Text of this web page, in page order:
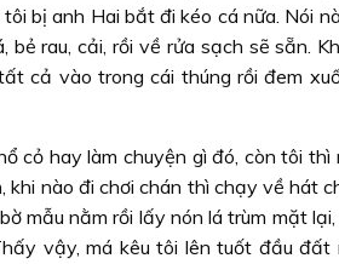
bị anh Hai bắt đi kéo cá nữa. Nói
bẻ rau, cải, rồi về rửa sạch sẽ sẵn.
cả vào trong cái thúng rồi đem
cỏ hay làm chuyện gì đó, còn tôi
khi nào đi chơi chán thì chạy về hát
mẫu nằm rồi lấy nón lá trùm mặt
vậy, má kêu tôi lên tuốt đầu